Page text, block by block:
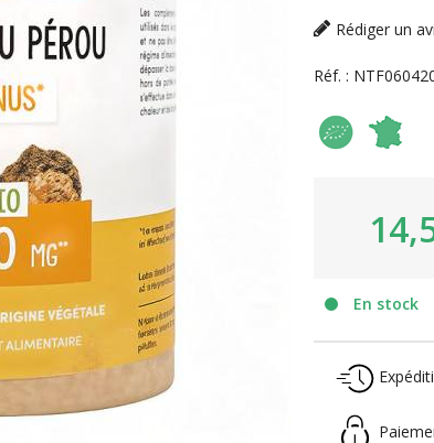
Rédiger un
Réf. :
En stock